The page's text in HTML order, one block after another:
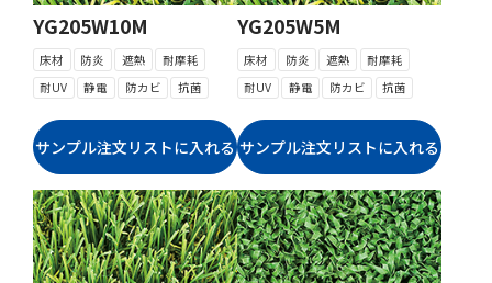
YG205W10M
床材 防炎 遮熱
耐摩耗
耐UV
静電 防カビ 抗菌
YG205W5M
床材 防炎 遮熱
耐摩耗
耐UV
静電 防カビ 抗菌